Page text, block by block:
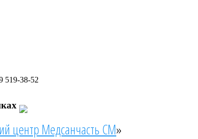
519-38-52
центр Медсанчасть СМ»